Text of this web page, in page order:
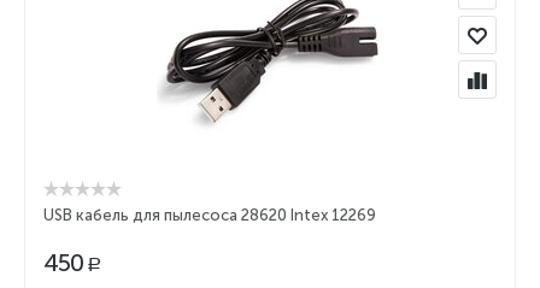
USB кабель для пылесоса 28620 Intex 12269
450 Р